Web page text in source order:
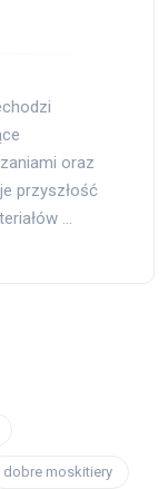
oraz
przyszłość
…
dobre moskitiery